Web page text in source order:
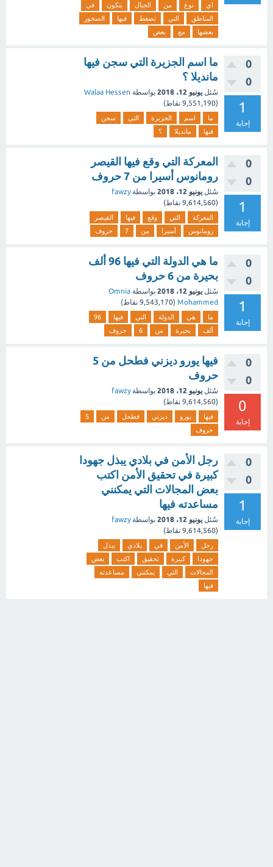
اي نوع من الجبال يتكون
في
المناطق
التي تضغط فيها
الصخور
بعضها
مع بعض
0
0
1
إجابة
ما اسم الجزيرة التي سجن فيها
مانديلا ؟
سُئل يونيو 12، 2018 بواسطة Walaa Hessen
(
9,551,190 نقاط)
ما اسم الجزيرة التي
سجن
فيها
مانديلا ؟
0
0
1
إجابة
المعركة التي وقع فيها القيصر
رومانوس أسيرا من 7 حروف
سُئل يونيو 12، 2018 بواسطةfawzy
(
9,614,560 نقاط)
المعركة التي وقع فيها
القيصر
رومانوس
أسيرا من 7 حروف
0
0
1
إجابة
ما هي الدولة التي فيها 96 ألف
بحيرة من 6 حروف
سُئل يونيو 12، 2018 بواسطة Omnia
Mohammed
(
9,543,170 نقاط)
ما هي الدولة التي فيها
96
ألف
بحيرة من 6 حروف
0
0
0
إجابة
فيها يورو ديزني فطحل من 5
حروف
سُئل يونيو 12، 2018 بواسطةfawzy
(
9,614,560 نقاط)
فيها يورو ديزني فطحل من
5
حروف
0
0
1
إجابة
رجل الأمن في بلادي يبذل جهودا
كبيرة في تحقيق الأمن اكتب
بعض المجالات التي يمكنني
مساعدته فيها
سُئل يونيو 12، 2018 بواسطةfawzy
(
9,614,560 نقاط)
رجل الأمن في بلادي
يبذل
جهودا
كبيرة تحقيق اكتب
بعض
المجالات
التي يمكنني
مساعدته
فيها